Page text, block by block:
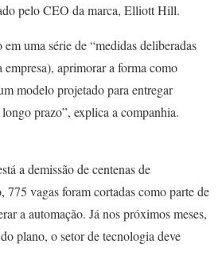
pelo CEO da marca, Elliott Hill.
uma série de “medidas deliberadas
empresa), aprimorar a forma como
modelo projetado para entregar
prazo”, explica a companhia.
a demissão de centenas de
vagas foram cortadas como parte de
a automação. Já nos próximos meses,
plano, o setor de tecnologia deve